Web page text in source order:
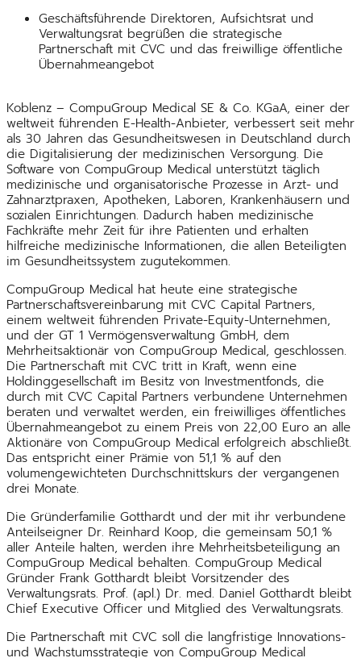
Geschäftsführende Direktoren, Aufsichtsrat und
Verwaltungsrat begrüßen die strategische
Partnerschaft mit CVC und das freiwillige öffentliche
Übernahmeangebot
Koblenz – CompuGroup Medical SE & Co. KGaA, einer der
weltweit führenden E-Health-Anbieter, verbessert seit mehr
als 30 Jahren das Gesundheitswesen in Deutschland durch
die Digitalisierung der medizinischen Versorgung. Die
Software von CompuGroup Medical unterstützt täglich
medizinische und organisatorische Prozesse in Arzt- und
Zahnarztpraxen, Apotheken, Laboren, Krankenhäusern und
sozialen Einrichtungen. Dadurch haben medizinische
Fachkräfte mehr Zeit für ihre Patienten und erhalten
hilfreiche medizinische Informationen, die allen Beteiligten
im Gesundheitssystem zugutekommen.
CompuGroup Medical hat heute eine strategische
Partnerschaftsvereinbarung mit CVC Capital Partners,
einem weltweit führenden Private-Equity-Unternehmen,
und der GT 1 Vermögensverwaltung GmbH, dem
Mehrheitsaktionär von CompuGroup Medical, geschlossen.
Die Partnerschaft mit CVC tritt in Kraft, wenn eine
Holdinggesellschaft im Besitz von Investmentfonds, die
durch mit CVC Capital Partners verbundene Unternehmen
beraten und verwaltet werden, ein freiwilliges öffentliches
Übernahmeangebot zu einem Preis von 22,00 Euro an alle
Aktionäre von CompuGroup Medical erfolgreich abschließt.
Das entspricht einer Prämie von 51,1 % auf den
volumengewichteten Durchschnittskurs der vergangenen
drei Monate.
Die Gründerfamilie Gotthardt und der mit ihr verbundene
Anteilseigner Dr. Reinhard Koop, die gemeinsam 50,1 %
aller Anteile halten, werden ihre Mehrheitsbeteiligung an
CompuGroup Medical behalten. CompuGroup Medical
Gründer Frank Gotthardt bleibt Vorsitzender des
Verwaltungsrats. Prof. (apl.) Dr. med. Daniel Gotthardt bleibt
Chief Executive Officer und Mitglied des Verwaltungsrats.
Die Partnerschaft mit CVC soll die langfristige Innovations-
und Wachstumsstrategie von CompuGroup Medical